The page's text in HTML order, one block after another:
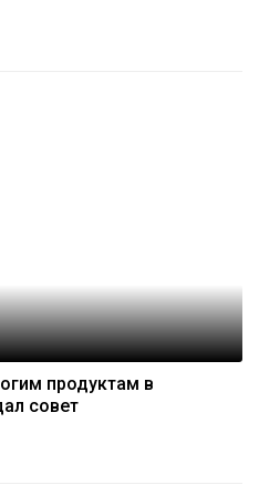
продуктам в
совет